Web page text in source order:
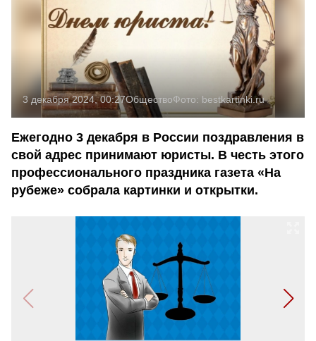
3 декабря 2024, 00:27ОбществоФото: bestkartinki.ru
Ежегодно 3 декабря в России поздравления в
свой адрес принимают юристы. В честь этого
профессионального праздника газета «На
рубеже» собрала картинки и открытки.